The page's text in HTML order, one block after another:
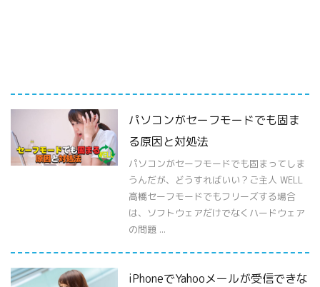
パソコンがセーフモードでも固ま
る原因と対処法
パソコンがセーフモードでも固まってしま
うんだが、どうすればいい？ご主人 WELL
高橋セーフモードでもフリーズする場合
は、ソフトウェアだけでなくハードウェア
の問題 ...
iPhoneでYahooメールが受信できな